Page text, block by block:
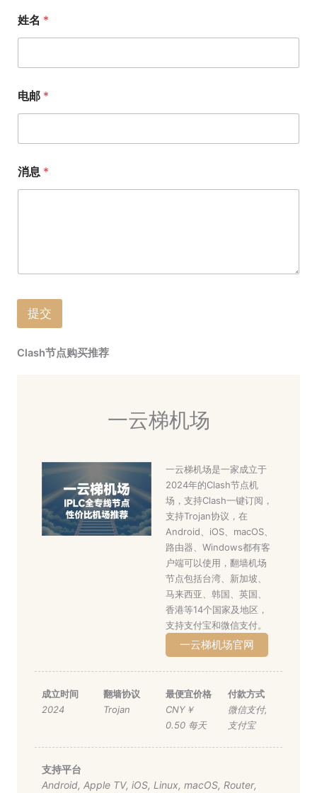
姓名 *
电邮 *
消息 *
提交
Clash节点购买推荐
一云梯机场
一云梯机场是一家成立于
2024年的Clash节点机
场，支持Clash一键订阅，
支持Trojan协议，在
Android、iOS、macOS、
路由器、Windows都有客
户端可以使用，翻墙机场
节点包括台湾、新加坡、
马来西亚、韩国、英国、
香港等14个国家及地区，
支持支付宝和微信支付。
一云梯机场官网
成立时间
2024
翻墙协议
Trojan
最便宜价格
CNY￥
0.50 每天
付款方式
微信支付,
支付宝
支持平台
Android, Apple TV, iOS, Linux, macOS, Router,